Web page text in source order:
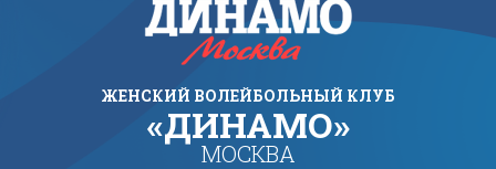
ЖЕНСКИЙ ВОЛЕЙБОЛЬНЫЙ КЛУБ
«ДИНАМО»
МОСКВА